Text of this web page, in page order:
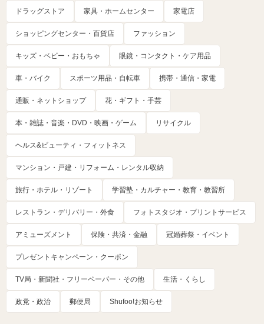
ドラッグストア 家具・ホームセンター 家電店
ショッピングセンター・百貨店 ファッション
キッズ・ベビー・おもちゃ 眼鏡・コンタクト・ケア用品
車・バイク スポーツ用品・自転車 携帯・通信・家電
通販・ネットショップ 花・ギフト・手芸
本・雑誌・音楽・DVD・映画・ゲーム リサイクル
ヘルス&ビューティ・フィットネス
マンション・戸建・リフォーム・レンタル収納
旅行・ホテル・リゾート 学習塾・カルチャー・教育・教習所
レストラン・デリバリー・外食 フォトスタジオ・プリントサービス
アミューズメント 保険・共済・金融 冠婚葬祭・イベント
プレゼントキャンペーン・クーポン
TV局・新聞社・フリーペーパー・その他 生活・くらし
政党・政治 郵便局 Shufoo!お知らせ